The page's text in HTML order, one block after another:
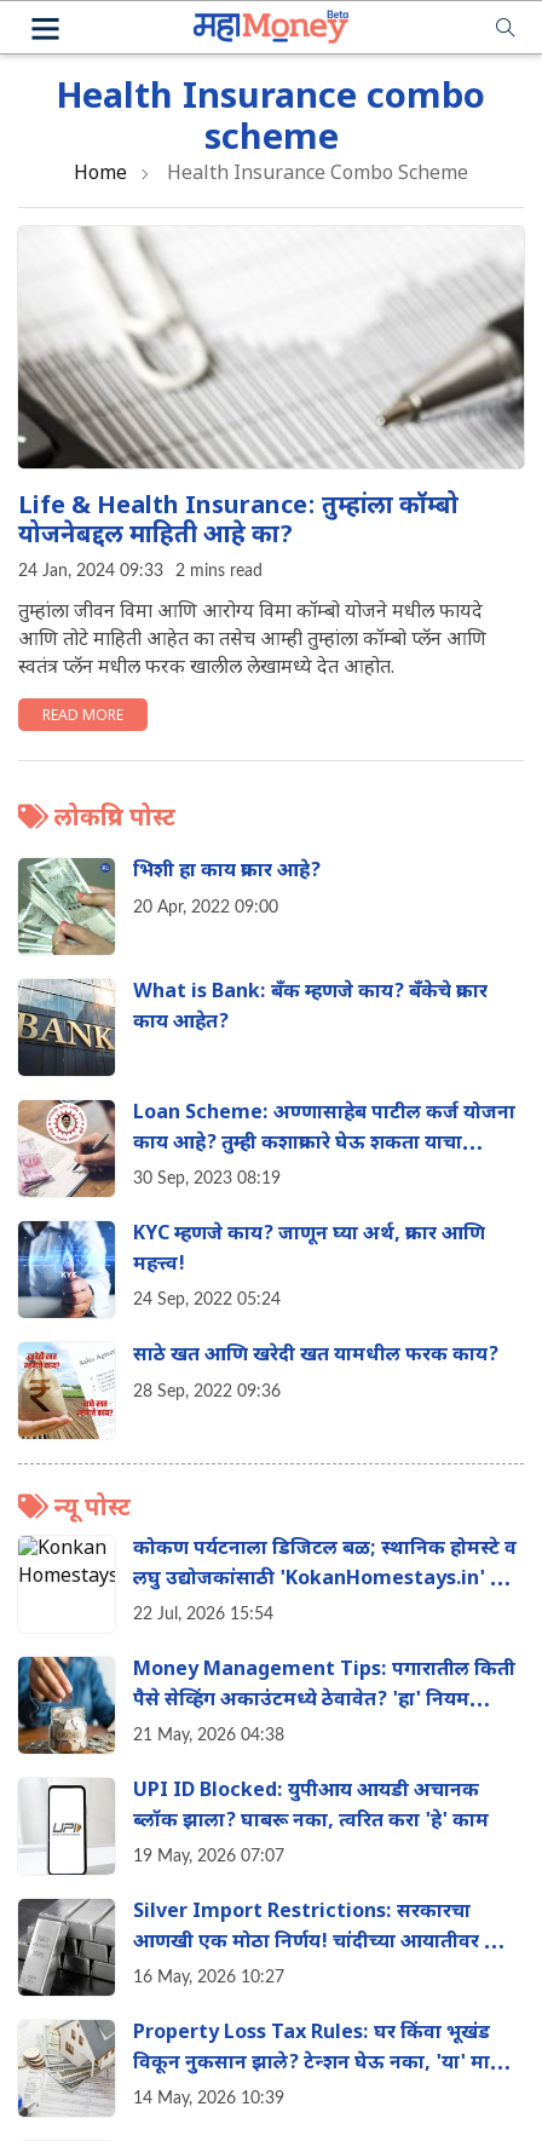
Health Insurance combo
scheme
Home Health Insurance Combo Scheme
Life & Health Insurance: तुम्हांला कॉम्बो
योजनेबद्दल माहिती आहे का?
24 Jan, 2024 09:33 2 mins read
तुम्हांला जीवन व‍िमा आण‍ि आरोग्य व‍िमा कॉम्बो योजने मधील फायदे
आण‍ि तोटे माहिती आहेत का तसेच आम्ही तुम्हांला कॉम्बो प्लॅन आण‍ि
स्वतंत्र प्लॅन मधील फरक खालील लेखामध्ये देत आहोत.
READ MORE
लोकप्रिय पोस्ट
भिशी हा काय प्रकार आहे?
20 Apr, 2022 09:00
What is Bank: बँक म्हणजे काय? बँकेचे प्रकार
काय आहेत?
Loan Scheme: अण्णासाहेब पाटील कर्ज योजना
काय आहे? तुम्ही कशाप्रकारे घेऊ शकता याचा
फायदा? संपूर्ण माहिती एका क्लिकवर
30 Sep, 2023 08:19
KYC म्हणजे काय? जाणून घ्या अर्थ, प्रकार आणि
महत्त्व!
24 Sep, 2022 05:24
साठे खत आणि खरेदी खत यामधील फरक काय?
28 Sep, 2022 09:36
न्यू पोस्ट
कोकण पर्यटनाला डिजिटल बळ; स्थानिक होमस्टे व
लघु उद्योजकांसाठी 'KokanHomestays.in' ची
सुरुवात
22 Jul, 2026 15:54
Money Management Tips: पगारातील किती
पैसे सेव्हिंग अकाउंटमध्ये ठेवावेत? 'हा' नियम
तुम्हाला बनवेल श्रीमंत
21 May, 2026 04:38
UPI ID Blocked: युपीआय आयडी अचानक
ब्लॉक झाला? घाबरू नका, त्वरित करा 'हे' काम
19 May, 2026 07:07
Silver Import Restrictions: सरकारचा
आणखी एक मोठा निर्णय! चांदीच्या आयातीवर आता
मोठी मर्यादा
16 May, 2026 10:27
Property Loss Tax Rules: घर किंवा भूखंड
विकून नुकसान झाले? टेन्शन घेऊ नका, 'या' मार्गाने
वाचवू शकता तुमचा इन्कम टॅक्स
14 May, 2026 10:39